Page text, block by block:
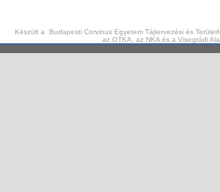
Készült a Budapesti Corvinus Egyetem Tájtervezési és
az OTKA, az NKA és a Visegrádi